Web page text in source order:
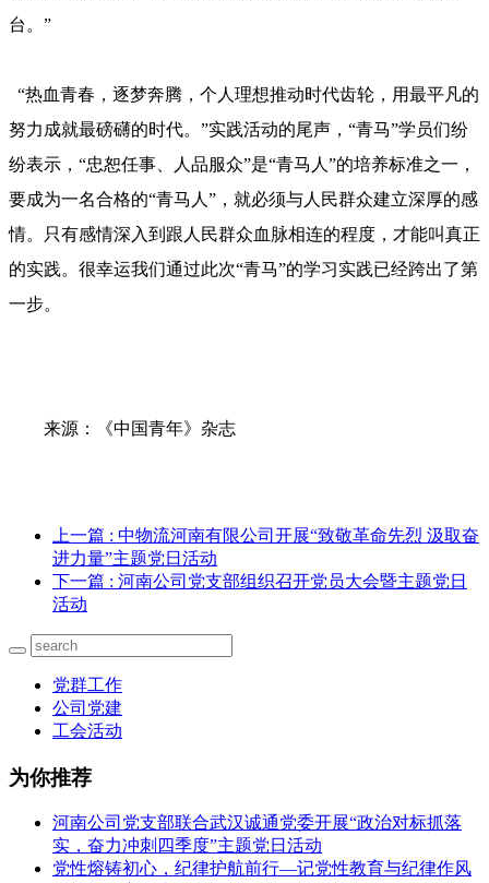
台。”
“热血青春，逐梦奔腾，个人理想推动时代齿轮，用最平凡的
努力成就最磅礴的时代。”实践活动的尾声，“青马”学员们纷
纷表示，“忠恕任事、人品服众”是“青马人”的培养标准之一，
要成为一名合格的“青马人”，就必须与人民群众建立深厚的感
情。只有感情深入到跟人民群众血脉相连的程度，才能叫真正
的实践。很幸运我们通过此次“青马”的学习实践已经跨出了第
一步。
来源：《中国青年》杂志
上一篇 : 中物流河南有限公司开展“致敬革命先烈 汲取奋
进力量”主题党日活动
下一篇 : 河南公司党支部组织召开党员大会暨主题党日
活动
党群工作
公司党建
工会活动
为你推荐
河南公司党支部联合武汉诚通党委开展“政治对标抓落
实，奋力冲刺四季度”主题党日活动
党性熔铸初心，纪律护航前行—记党性教育与纪律作风